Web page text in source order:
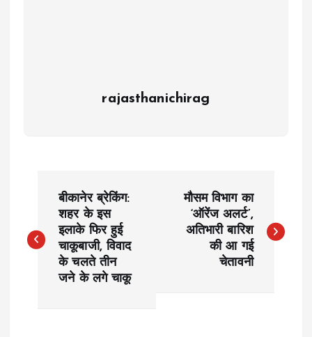
rajasthanichirag
s
बीकानेर ब्रेकिंग:
शहर के इस
इलाके फिर हुई
चाकूबाजी, विवाद
के चलते तीन
जने के लगे चाकू
मौसम विभाग का
‘ऑरेंज अलर्ट’,
अतिभारी बारिश
की आ गई
चेतावनी